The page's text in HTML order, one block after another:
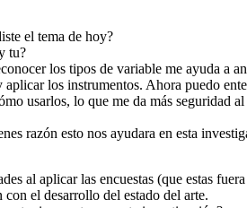
el tema de hoy?
tu?
los tipos de variable me ayuda a
los instrumentos. Ahora puedo
usarlos, lo que me da más seguridad al
razón esto nos ayudara en esta
al aplicar las encuestas (que estas fuera
con el desarrollo del estado del arte.